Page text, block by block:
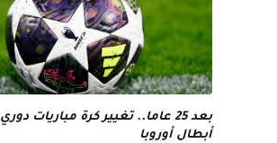
بعد 25 عاما.. تغيير كرة مباريات دوري
أبطال أوروبا